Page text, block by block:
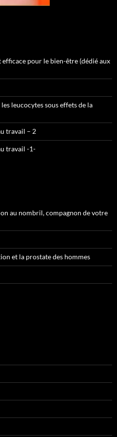
pour le bien-être (dédié aux
leucocytes sous effets de la
travail – 2
travail -1-
au nombril, compagnon de votre
et la prostate des hommes